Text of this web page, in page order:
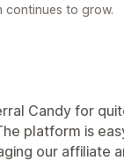
continues to grow.
Candy for
platform is
our affiliate